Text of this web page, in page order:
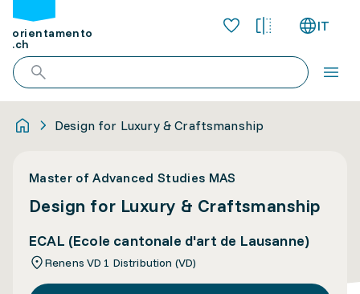
orientamento
.ch
IT
Design for Luxury & Craftsmanship
Master of Advanced Studies MAS
Design for Luxury & Craftsmanship
ECAL (Ecole cantonale d'art de Lausanne)
Renens VD 1 Distribution (VD)